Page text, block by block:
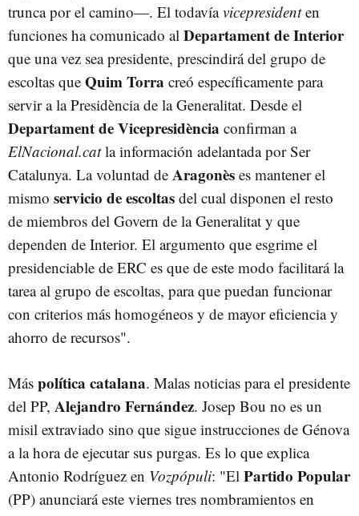
trunca por el camino—. El todavíavicepresidenten
funciones ha comunicado al Departament de Interior
que una vez sea presidente, prescindirá del grupo de
escoltas que Quim Torra creó específicamente para
servir a la Presidència de la Generalitat. Desde el
Departament de Vicepresidència confirman a
ElNacional.catla información adelantada por Ser
Catalunya. La voluntad de Aragonès es mantener el
mismo servicio de escoltas del cual disponen el resto
de miembros del Govern de la Generalitat y que
dependen de Interior. El argumento que esgrime el
presidenciable de ERC es que de este modo facilitará la
tarea al grupo de escoltas, para que puedan funcionar
con criterios más homogéneos y de mayor eficiencia y
ahorro de recursos".
Más política catalana. Malas noticias para el presidente
del PP, Alejandro Fernández. Josep Bou no es un
misil extraviado sino que sigue instrucciones de Génova
a la hora de ejecutar sus purgas. Es lo que explica
Antonio Rodríguez en Vozpópuli: "El Partido Popular
(PP) anunciará este viernes tres nombramientos en